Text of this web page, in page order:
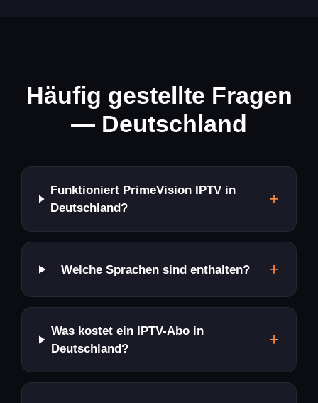
Häufig gestellte Fragen
— Deutschland
Funktioniert PrimeVision IPTV in
Deutschland?
+
Welche Sprachen sind enthalten? +
Was kostet ein IPTV-Abo in
Deutschland?
+